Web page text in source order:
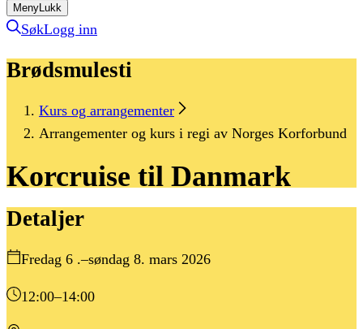
MenyLukk
SøkLogg inn
Brødsmulesti
Kurs og arrangementer
Arrangementer og kurs i regi av Norges Korforbund
Korcruise til Danmark
Detaljer
Fredag 6 .–søndag 8. mars 2026
12:00–14:00